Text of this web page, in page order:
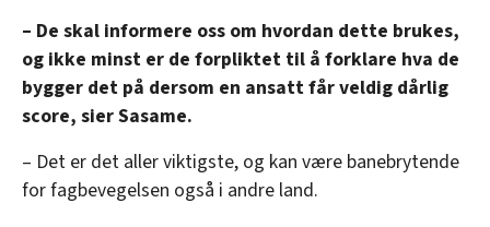
– De skal informere oss om hvordan dette brukes,
og ikke minst er de forpliktet til å forklare hva de
bygger det på dersom en ansatt får veldig dårlig
score, sier Sasame.
– Det er det aller viktigste, og kan være banebrytende
for fagbevegelsen også i andre land.